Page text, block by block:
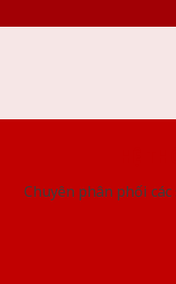
Chuyên phân phối